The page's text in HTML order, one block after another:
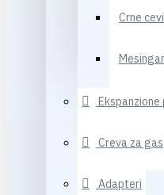
Crne
Ekspanzione
Creva za gas
Adapteri